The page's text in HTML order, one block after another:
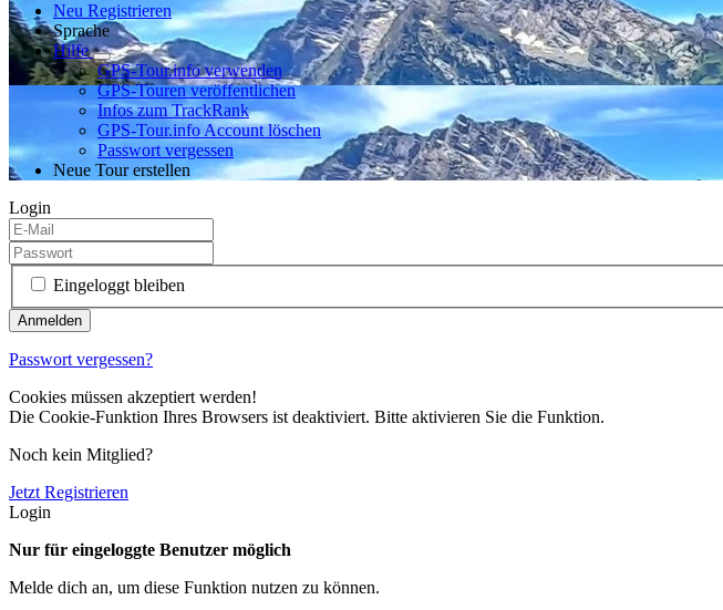
Neu Registrieren
Sprache
Hilfe
GPS-Tour.info verwenden
GPS-Touren veröffentlichen
Infos zum TrackRank
GPS-Tour.info Account löschen
Passwort vergessen
Neue Tour erstellen
Login
Eingeloggt bleiben
Passwort vergessen?
Cookies müssen akzeptiert werden!
Die Cookie-Funktion Ihres Browsers ist deaktiviert. Bitte aktivieren Sie die Funktion.
Noch kein Mitglied?
Jetzt Registrieren
Login
Nur für eingeloggte Benutzer möglich
Melde dich an, um diese Funktion nutzen zu können.